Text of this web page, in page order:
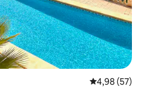
Gemiddelde
4,98 (57)